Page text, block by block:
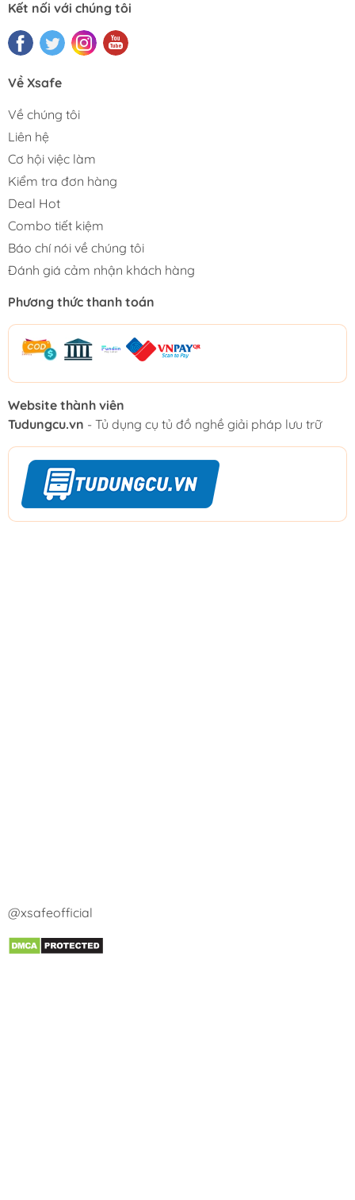
Kết nối với chúng tôi
Về Xsafe
Về chúng tôi
Liên hệ
Cơ hội việc làm
Kiểm tra đơn hàng
Deal Hot
Combo tiết kiệm
Báo chí nói về chúng tôi
Đánh giá cảm nhận khách hàng
Phương thức thanh toán
Website thành viên
Tudungcu.vn - Tủ dụng cụ tủ đồ nghề giải pháp lưu trữ
@xsafeofficial